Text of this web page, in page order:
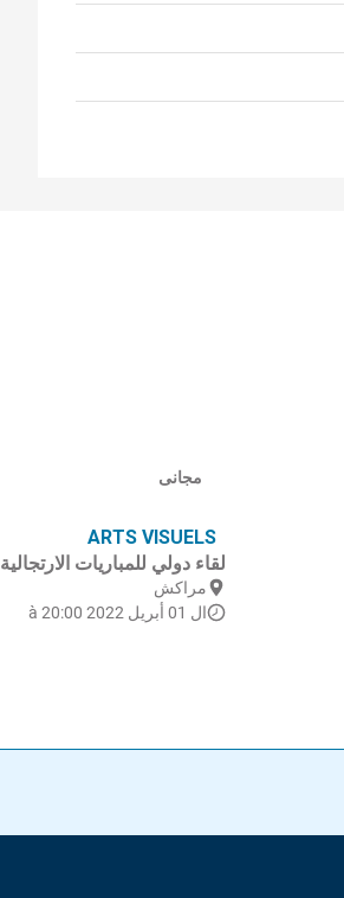
مجانى
ARTS VISUELS
لقاء دولي للمباريات الارتجالية
مراكش
ال 01 أبريل 2022 à 20:00